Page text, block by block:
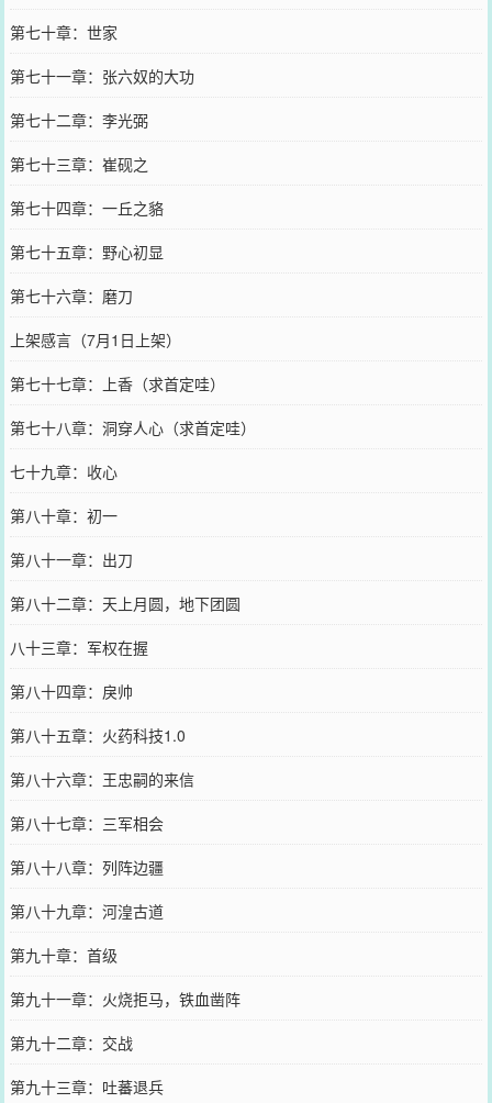
第七十章：世家
第七十一章：张六奴的大功
第七十二章：李光弼
第七十三章：崔砚之
第七十四章：一丘之貉
第七十五章：野心初显
第七十六章：磨刀
上架感言（7月1日上架）
第七十七章：上香（求首定哇）
第七十八章：洞穿人心（求首定哇）
七十九章：收心
第八十章：初一
第八十一章：出刀
第八十二章：天上月圆，地下团圆
八十三章：军权在握
第八十四章：戾帅
第八十五章：火药科技1.0
第八十六章：王忠嗣的来信
第八十七章：三军相会
第八十八章：列阵边疆
第八十九章：河湟古道
第九十章：首级
第九十一章：火烧拒马，铁血凿阵
第九十二章：交战
第九十三章：吐蕃退兵